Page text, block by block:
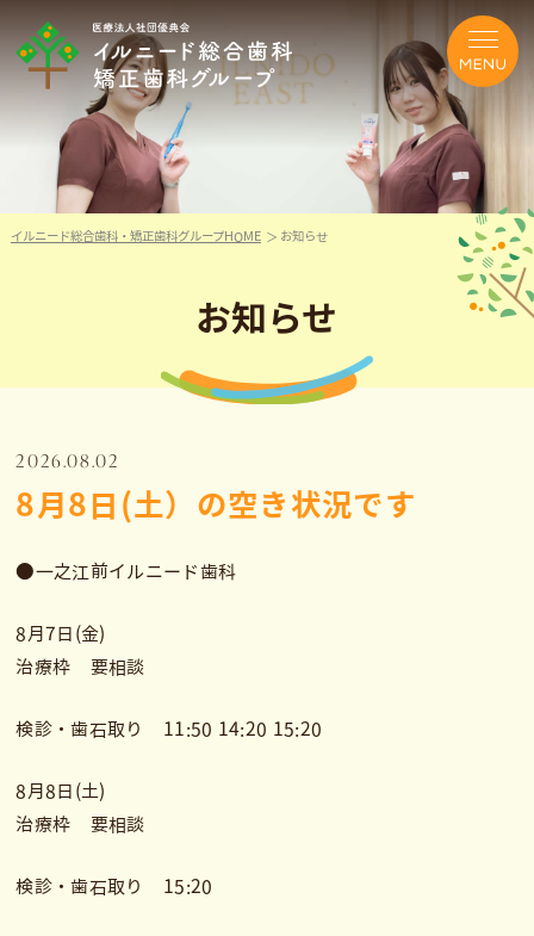
イルニード総合歯科・矯正歯科グループHOME お知らせ
お知らせ
2026.08.02
8月8日(土）の空き状況です
●一之江前イルニード歯科
8月7日(金)
治療枠 要相談
検診・歯石取り 11:50 14:20 15:20
8月8日(土)
治療枠 要相談
検診・歯石取り 15:20